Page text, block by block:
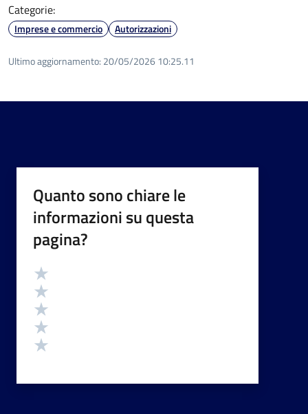
Categorie:
Imprese e commercio Autorizzazioni
Ultimo aggiornamento: 20/05/2026 10:25.11
Quanto sono chiare le
informazioni su questa
pagina?
Valutazione